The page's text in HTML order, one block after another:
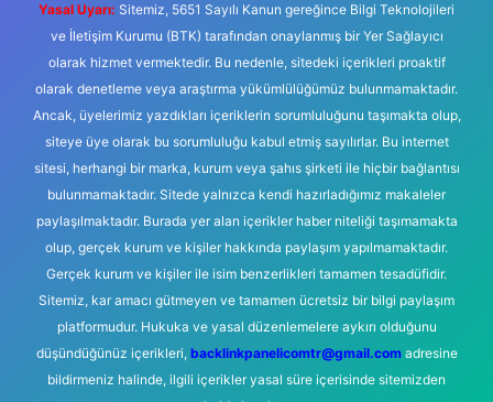
Yasal Uyarı: Sitemiz, 5651 Sayılı Kanun gereğince Bilgi Teknolojileri
ve İletişim Kurumu (BTK) tarafından onaylanmış bir Yer Sağlayıcı
olarak hizmet vermektedir. Bu nedenle, sitedeki içerikleri proaktif
olarak denetleme veya araştırma yükümlülüğümüz bulunmamaktadır.
Ancak, üyelerimiz yazdıkları içeriklerin sorumluluğunu taşımakta olup,
siteye üye olarak bu sorumluluğu kabul etmiş sayılırlar. Bu internet
sitesi, herhangi bir marka, kurum veya şahıs şirketi ile hiçbir bağlantısı
bulunmamaktadır. Sitede yalnızca kendi hazırladığımız makaleler
paylaşılmaktadır. Burada yer alan içerikler haber niteliği taşımamakta
olup, gerçek kurum ve kişiler hakkında paylaşım yapılmamaktadır.
Gerçek kurum ve kişiler ile isim benzerlikleri tamamen tesadüfidir.
Sitemiz, kar amacı gütmeyen ve tamamen ücretsiz bir bilgi paylaşım
platformudur. Hukuka ve yasal düzenlemelere aykırı olduğunu
düşündüğünüz içerikleri, backlinkpanelicomtr@gmail.comadresine
bildirmeniz halinde, ilgili içerikler yasal süre içerisinde sitemizden